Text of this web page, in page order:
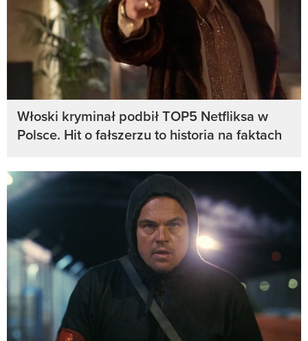
Włoski kryminał podbił TOP5 Netfliksa w
Polsce. Hit o fałszerzu to historia na faktach